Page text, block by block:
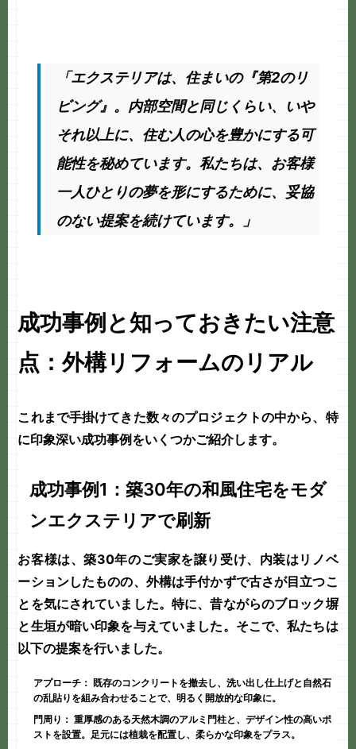
「エクステリアは、住まいの『第2のリ
ビング』。内部空間と同じくらい、いや
それ以上に、住む人の心を豊かにする可
能性を秘めています。私たちは、お客様
一人ひとりの夢を形にするために、妥協
のない提案を続けています。」
成功事例と知っておきたい注意
点：外構リフォームのリアル
これまで手掛けてきた数々のプロジェクトの中から、特
に印象深い成功事例をいくつかご紹介します。
成功事例1：築30年の和風住宅をモダ
ンエクステリアで刷新
お客様は、築30年のご実家を譲り受け、内装はリノベ
ーションしたものの、外構は手付かずで古さが目立つこ
とを気にされていました。特に、昔ながらのブロック塀
と生垣が暗い印象を与えていました。そこで、私たちは
以下の提案を行いました。
アプローチ： 既存のコンクリートを撤去し、洗い出し仕上げと自然石
の乱貼りを組み合わせることで、明るく開放的な印象に。
門周り： 重厚感のある天然木調のアルミ門柱と、デザイン性の高いポ
ストを設置。足元には植栽を配置し、柔らかな印象をプラス。